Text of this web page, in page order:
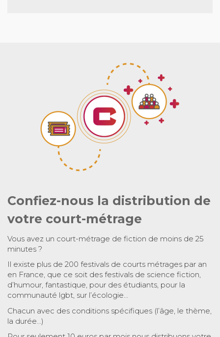
Confiez-nous la distribution de
votre court-métrage
Vous avez un court-métrage de fiction de moins de 25
minutes ?
Il existe plus de 200 festivals de courts métrages par an
en France, que ce soit des festivals de science fiction,
d’humour, fantastique, pour des étudiants, pour la
communauté lgbt, sur l’écologie…
Chacun avec des conditions spécifiques (l’âge, le thème,
la durée…)